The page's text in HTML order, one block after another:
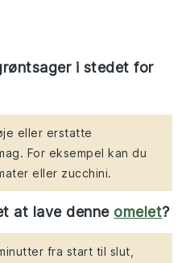
i stedet for
eller erstatte
For eksempel kan du
eller zucchini.
at lave denne omelet?
fra start til slut,